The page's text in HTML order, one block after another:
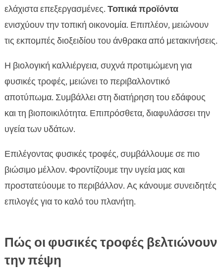
ελάχιστα επεξεργασμένες. Τοπικά προϊόντα
ενισχύουν την τοπική οικονομία. Επιπλέον, μειώνουν
τις εκπομπές διοξειδίου του άνθρακα από μετακινήσεις.
Η βιολογική καλλιέργεια, συχνά προτιμώμενη για
φυσικές τροφές, μειώνει το περιβαλλοντικό
αποτύπωμα. Συμβάλλει στη διατήρηση του εδάφους
και τη βιοποικιλότητα. Επιπρόσθετα, διαφυλάσσει την
υγεία των υδάτων.
Επιλέγοντας φυσικές τροφές, συμβάλλουμε σε πιο
βιώσιμο μέλλον. Φροντίζουμε την υγεία μας και
προστατεύουμε το περιβάλλον. Ας κάνουμε συνειδητές
επιλογές για το καλό του πλανήτη.
Πώς οι φυσικές τροφές βελτιώνουν
την πέψη